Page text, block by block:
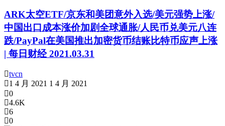
ARK太空ETF/京东和美团意外入选/美元强势上涨/
中国出口成本涨价加剧全球通胀/人民币兑美元八连
跌/PayPal在美国推出加密货币结账比特币应声上涨
| 每日财经 2021.03.31
tvcn
1 4 月 2021 1 4 月 2021
0
4.6K
6
0